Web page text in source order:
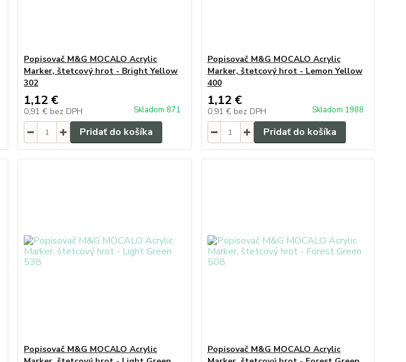
Popisovač M&G MOCALO Acrylic
Marker, štetcový hrot - Bright Yellow
302
1,12 €
0,91 € bez DPH Skladom 871
Pridať do košíka
Popisovač M&G MOCALO Acrylic
Marker, štetcový hrot - Lemon Yellow
400
1,12 €
0,91 € bez DPH Skladom 1988
Pridať do košíka
Popisovač M&G MOCALO Acrylic
Popisovač M&G MOCALO Acrylic